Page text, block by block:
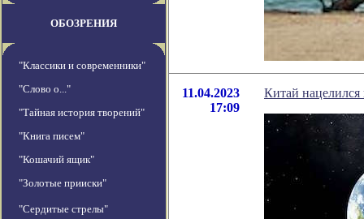
ОБОЗРЕНИЯ
"Классики и современники"
"Слово о..."
"Тайная история творений"
"Книга писем"
"Кошачий ящик"
"Золотые прииски"
"Сердитые стрелы"
11.04.2023
17:09
Китай